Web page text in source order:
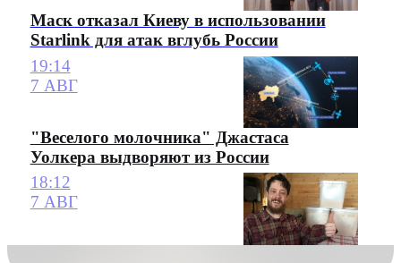
Маск отказал Киеву в использовании
Starlink для атак вглубь России
19:14
7 АВГ
"Веселого молочника" Джастаса
Уолкера выдворяют из России
18:12
7 АВГ